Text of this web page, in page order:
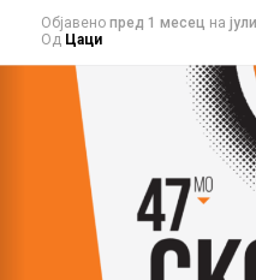
Објавено пред 1 месец на
Од Цаци